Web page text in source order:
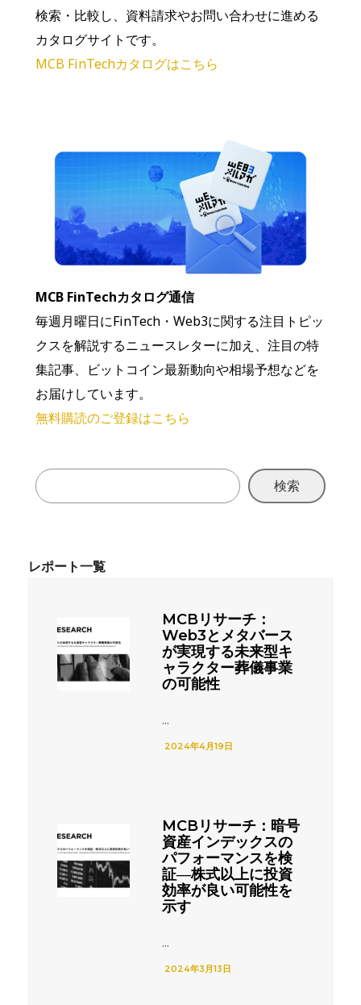
検索・比較し、資料請求やお問い合わせに進める
カタログサイトです。
MCB FinTechカタログはこちら
MCB FinTechカタログ通信
毎週月曜日にFinTech・Web3に関する注目トピッ
クスを解説するニュースレターに加え、注目の特
集記事、ビットコイン最新動向や相場予想などを
お届けしています。
無料購読のご登録はこちら
検索
MCBリサーチ：
Web3とメタバース
が実現する未来型キ
ャラクター葬儀事業
の可能性
...
2024年4月19日
MCBリサーチ：暗号
資産インデックスの
パフォーマンスを検
証―株式以上に投資
効率が良い可能性を
示す
...
2024年3月13日